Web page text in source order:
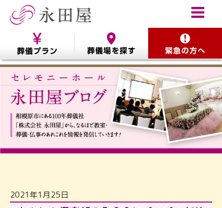
2021年1月25日